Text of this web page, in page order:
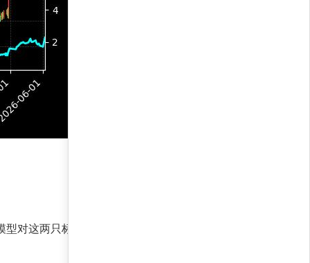
对这两只标的的上升趋势信心十足，且资金分